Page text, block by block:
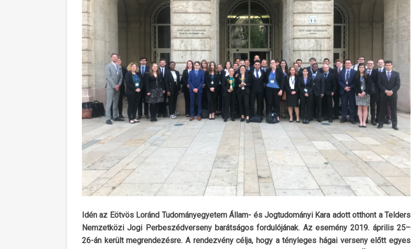
Idén az Eötvös Loránd Tudományegyetem Állam- és Jogtudományi Kara adott otthont a Telders
Nemzetközi Jogi Perbeszédverseny barátságos fordulójának. Az esemény 2019. április 25–
26-án került megrendezésre. A rendezvény célja, hogy a tényleges hágai verseny előtt egyes